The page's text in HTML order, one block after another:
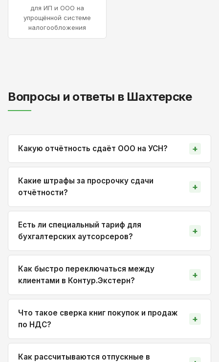
для ИП и ООО на
упрощённой системе
налогообложения
Вопросы и ответы в Шахтерске
Какую отчётность сдаёт ООО на УСН?
Какие штрафы за просрочку сдачи
отчётности?
Есть ли специальный тариф для
бухгалтерских аутсорсеров?
Как быстро переключаться между
клиентами в Контур.Экстерн?
Что такое сверка книг покупок и продаж
по НДС?
Как рассчитываются отпускные в